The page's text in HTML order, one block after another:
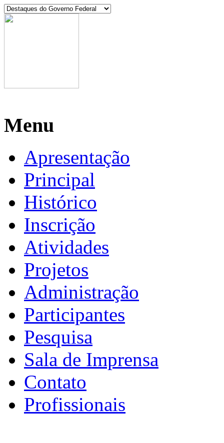
Menu
Apresentação
Principal
Histórico
Inscrição
Atividades
Projetos
Administração
Participantes
Pesquisa
Sala de Imprensa
Contato
Profissionais